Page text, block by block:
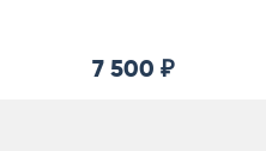
7 500 ₽